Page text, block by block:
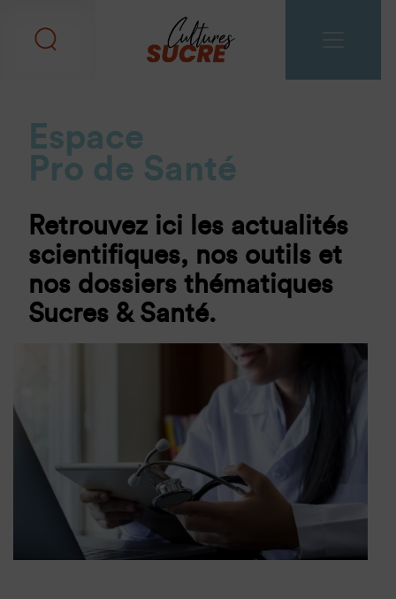
Espace
Pro de Santé
Retrouvez ici les actualités
scientifiques, nos outils et
nos dossiers thématiques
Sucres & Santé.